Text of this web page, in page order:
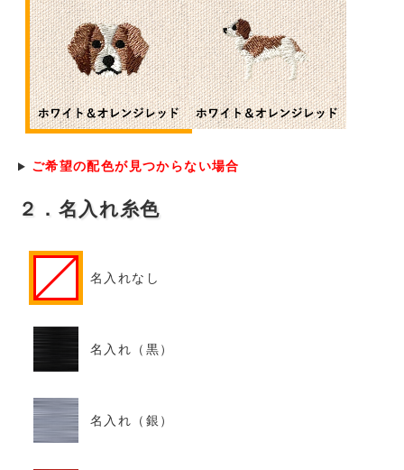
ご希望の配色が見つからない場合
２．名入れ糸色
名入れなし
名入れ（黒）
名入れ（銀）